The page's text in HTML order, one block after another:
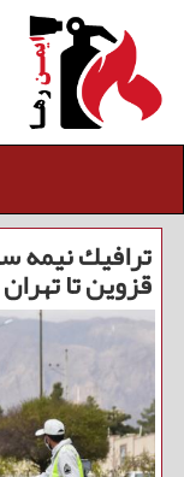
ترافیك نیمه
قزوین تا تهران